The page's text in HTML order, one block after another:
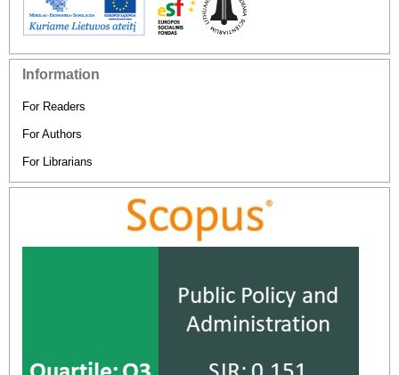
Information
For Readers
For Authors
For Librarians